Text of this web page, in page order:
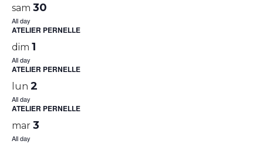
sam 30
All day
ATELIER PERNELLE
dim 1
All day
ATELIER PERNELLE
lun 2
All day
ATELIER PERNELLE
mar 3
All day